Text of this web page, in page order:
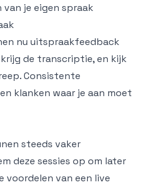
je eigen spraak
nu uitspraakfeedback
de transcriptie, en kijk
Consistente
klanken waar je aan moet
steeds vaker
deze sessies op om later
voordelen van een live